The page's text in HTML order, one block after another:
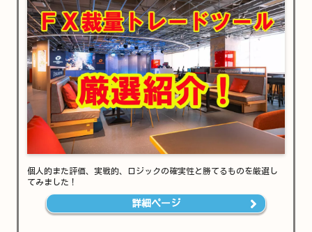
個人的また評価、実戦的、ロジックの確実性と勝てるものを厳選し
てみました！
詳細ページ